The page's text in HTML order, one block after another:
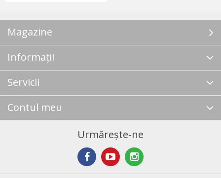
Magazine
Informații
Servicii
Contul meu
Urmărește-ne